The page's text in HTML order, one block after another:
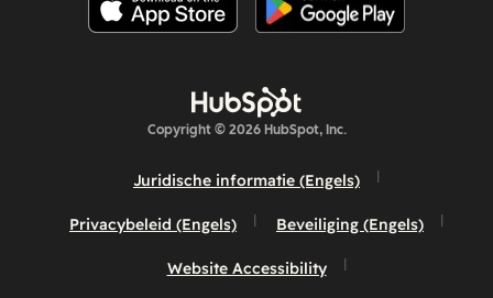
Copyright © 2026 HubSpot, Inc.
Juridische informatie (Engels)
Privacybeleid (Engels) Beveiliging (Engels)
Website Accessibility